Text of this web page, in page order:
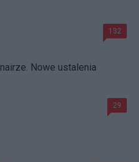
132
Nowe ustalenia
29